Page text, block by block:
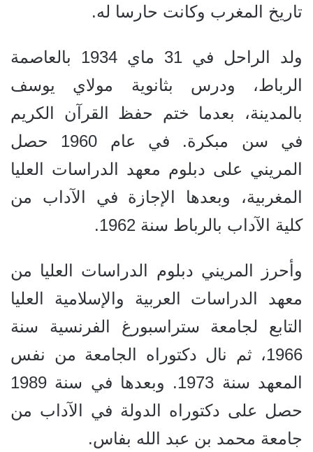
تاريخ المغرب وكانت حارسا له.
ولد الراحل في 31 ماي 1934 بالعاصمة
الرباط، ودرس بثانوية مولاي يوسف
بالمدينة، بعدما ختم حفظ القرآن الكريم
في سن مبكرة. في عام 1960 حصل
المريني على دبلوم معهد الدراسات العليا
المغربية، وبعدها الإجازة في الآداب من
كلية الآداب بالرباط سنة 1962.
وأحرز المريني دبلوم الدراسات العليا من
معهد الدراسات العربية والإسلامية العليا
التابع لجامعة ستراسبورغ الفرنسية سنة
1966، ثم نال دكتوراه الجامعة من نفس
المعهد سنة 1973. وبعدها في سنة 1989
حصل على دكتوراه الدولة في الآداب من
جامعة محمد بن عبد الله بفاس.